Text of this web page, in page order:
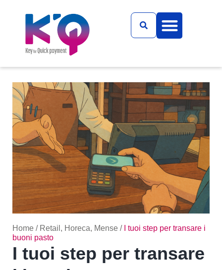
Home / Retail, Horeca, Mense /
I tuoi step per transare i
buoni pasto
I tuoi step per transare